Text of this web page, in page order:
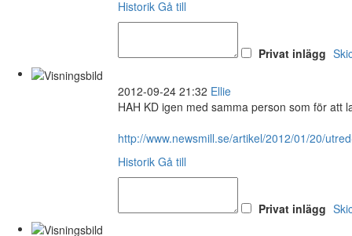
Historik Gå till
Privat inlägg
2012-09-24 21:32 Ellie
HAH KD igen med samma person som för att
http://www.newsmill.se/artikel/2012/01/20/
Historik Gå till
Privat inlägg